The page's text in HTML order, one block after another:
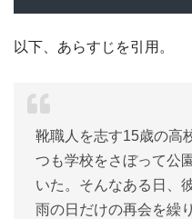
以下、あらすじを引用。
靴職人を志す15歳の高
つも学校をさぼって公
いた。そんなある日、
雨の日だけの再会を繰